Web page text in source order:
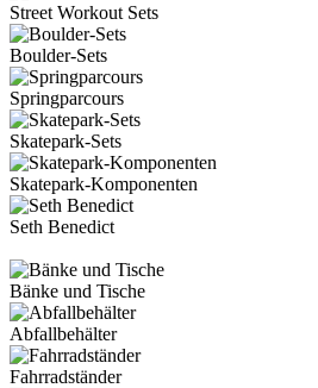
Street Workout Sets
Boulder-Sets
Springparcours
Skatepark-Sets
Skatepark-Komponenten
Seth Benedict
Bänke und Tische
Abfallbehälter
Fahrradständer